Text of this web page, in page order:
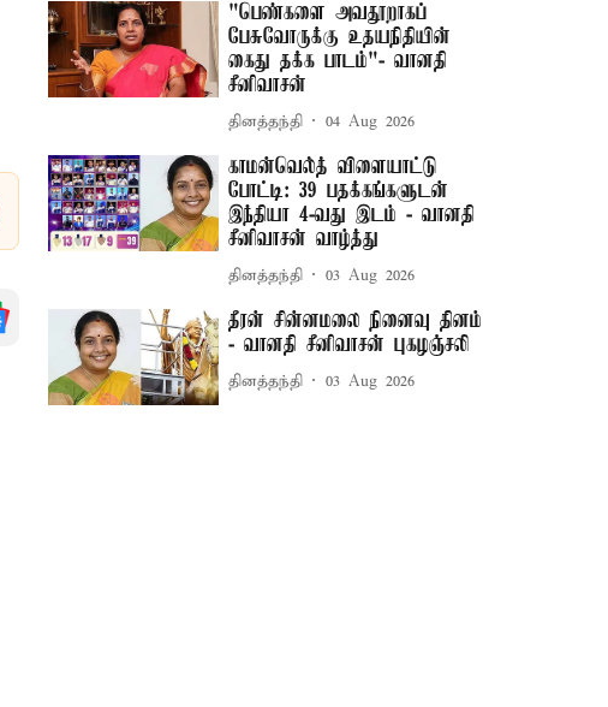
"பெண்களை அவதூறாகப்
பேசுவோருக்கு உதயநிதியின்
கைது தக்க பாடம்"- வானதி
சீனிவாசன்
தினத்தந்தி 04 Aug 2026
காமன்வெல்த் விளையாட்டு
போட்டி: 39 பதக்கங்களுடன்
இந்தியா 4-வது இடம் - வானதி
சீனிவாசன் வாழ்த்து
தினத்தந்தி 03 Aug 2026
தீரன் சின்னமலை நினைவு தினம்
- வானதி சீனிவாசன் புகழஞ்சலி
தினத்தந்தி 03 Aug 2026